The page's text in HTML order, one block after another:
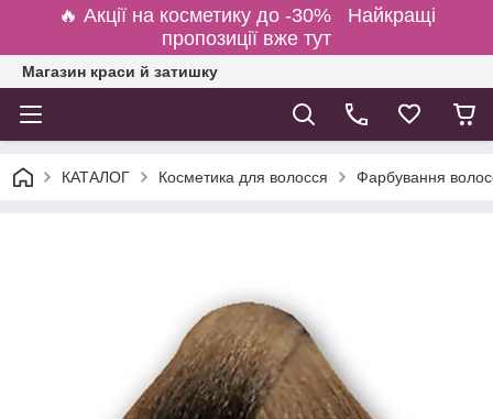
🔥 Акції на косметику до -30% Найкращі
пропозиції вже тут
Магазин краси й затишку
КАТАЛОГ Косметика для волосся Фарбування